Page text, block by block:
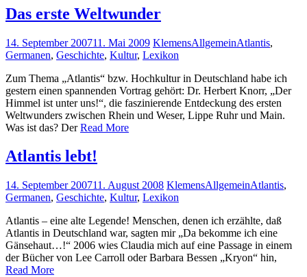
Das erste Weltwunder
14. September 200711. Mai 2009 KlemensAllgemeinAtlantis,
Germanen, Geschichte, Kultur, Lexikon
Zum Thema „Atlantis“ bzw. Hochkultur in Deutschland habe ich
gestern einen spannenden Vortrag gehört: Dr. Herbert Knorr, „Der
Himmel ist unter uns!“, die faszinierende Entdeckung des ersten
Weltwunders zwischen Rhein und Weser, Lippe Ruhr und Main.
Was ist das? DerRead More
Atlantis lebt!
14. September 200711. August 2008 KlemensAllgemeinAtlantis,
Germanen, Geschichte, Kultur, Lexikon
Atlantis – eine alte Legende! Menschen, denen ich erzählte, daß
Atlantis in Deutschland war, sagten mir „Da bekomme ich eine
Gänsehaut…!“ 2006 wies Claudia mich auf eine Passage in einem
der Bücher von Lee Carroll oder Barbara Bessen „Kryon“ hin,
Read More